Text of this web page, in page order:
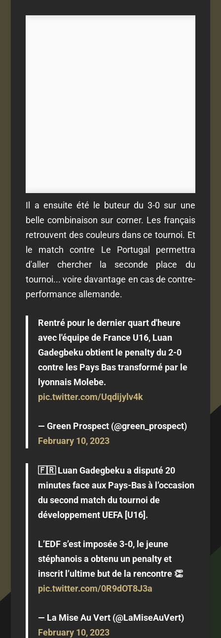
Il a ensuite été le buteur du 3-0 sur une
belle combinaison sur corner. Les français
retrouvent des couleurs dans ce tournoi. Et
le match contre Le Portugal permettra
d'aller chercher la seconde place du
tournoi... voire davantage en cas de contre-
performance allemande.
Rentré pour le dernier quart d'heure
avec l'équipe de France U16, Luan
Gadegbeku obtient le penalty du 2-0
contre les Pays Bas transformé par le
lyonnais Molebe.
pic.twitter.com/Uqdijylv4k
— Green Prospect (@green_prospect)
February 10, 2023
🇫🇷 Luan Gadegbeku a disputé 20
minutes face aux Pays-Bas à l’occasion
du second match du tournoi de
développement UEFA [U16].
L’EDF s’est imposée 3-0, le jeune
stéphanois a obtenu un penalty et
inscrit l’ultime but de la rencontre 👏
pic.twitter.com/0R9dOT8J3a
— La Mise Au Vert (@LaMiseAuVert)
February 10, 2023